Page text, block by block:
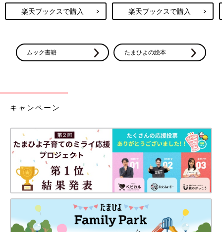
楽天ブックスで購入 楽天ブックスで購入
ムック書籍 たまひよの絵本
キャンペーン